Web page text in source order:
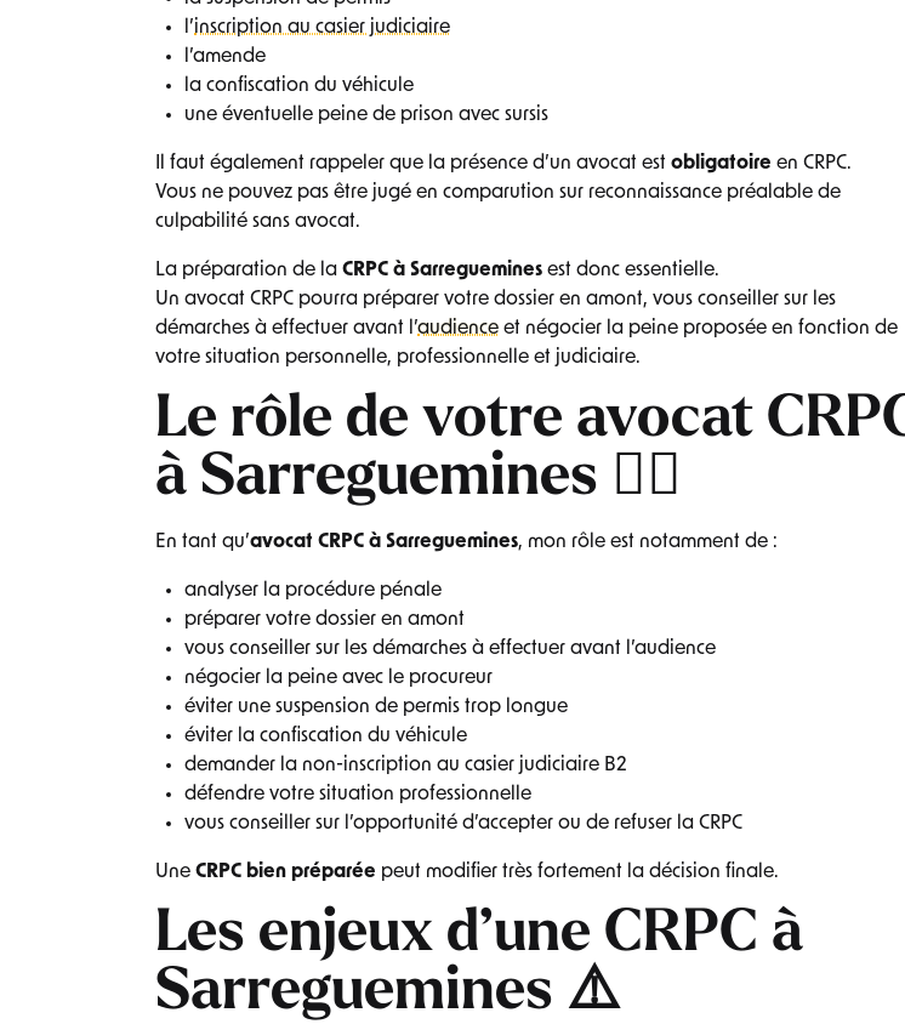
l’inscription au casier judiciaire
l’amende
la confiscation du véhicule
une éventuelle peine de prison avec sursis
Il faut également rappeler que la présence d’un avocat est obligatoire en CRPC.
Vous ne pouvez pas être jugé en comparution sur reconnaissance préalable de
culpabilité sans avocat.
La préparation de la CRPC à Sarreguemines est donc essentielle.
Un avocat CRPC pourra préparer votre dossier en amont, vous conseiller sur les
démarches à effectuer avant l’audience et négocier la peine proposée en fonction de
votre situation personnelle, professionnelle et judiciaire.
Le rôle de votre avocat
à Sarreguemines 🧑‍⚖️
En tant qu’avocat CRPC à Sarreguemines, mon rôle est notamment de :
analyser la procédure pénale
préparer votre dossier en amont
vous conseiller sur les démarches à effectuer avant l’audience
négocier la peine avec le procureur
éviter une suspension de permis trop longue
éviter la confiscation du véhicule
demander la non-inscription au casier judiciaire B2
défendre votre situation professionnelle
vous conseiller sur l’opportunité d’accepter ou de refuser la CRPC
Une CRPC bien préparée peut modifier très fortement la décision finale.
Les enjeux d’une CRPC à
Sarreguemines ⚠️